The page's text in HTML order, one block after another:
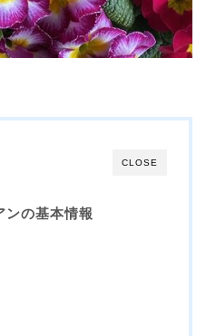
CLOSE
ンの基本情報